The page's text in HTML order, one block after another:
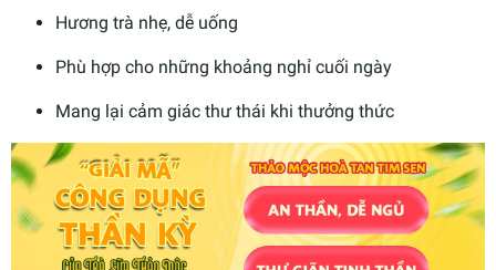
Hương trà nhẹ, dễ uống
Phù hợp cho những khoảng nghỉ cuối ngày
Mang lại cảm giác thư thái khi thưởng thức